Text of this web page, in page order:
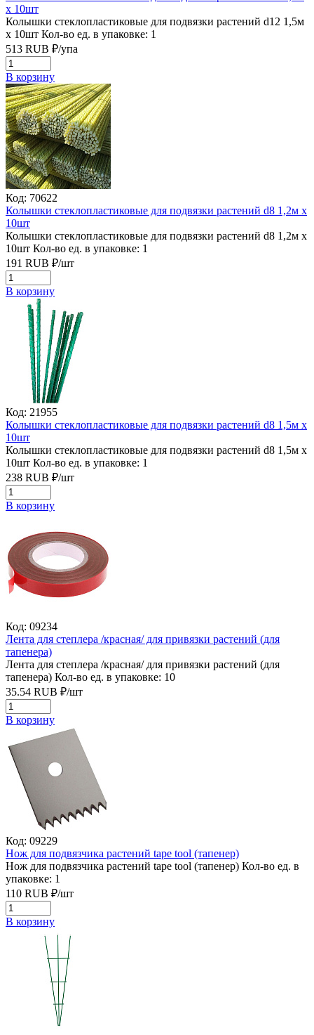
х 10шт
Колышки стеклопластиковые для подвязки растений d12 1,5м
х 10шт Кол-во ед. в упаковке: 1
513 RUB ₽/упа
В корзину
Код: 70622
Колышки стеклопластиковые для подвязки растений d8 1,2м х
10шт
Колышки стеклопластиковые для подвязки растений d8 1,2м х
10шт Кол-во ед. в упаковке: 1
191 RUB ₽/шт
В корзину
Код: 21955
Колышки стеклопластиковые для подвязки растений d8 1,5м х
10шт
Колышки стеклопластиковые для подвязки растений d8 1,5м х
10шт Кол-во ед. в упаковке: 1
238 RUB ₽/шт
В корзину
Код: 09234
Лента для степлера /красная/ для привязки растений (для
тапенера)
Лента для степлера /красная/ для привязки растений (для
тапенера) Кол-во ед. в упаковке: 10
35.54 RUB ₽/шт
В корзину
Код: 09229
Нож для подвязчика растений tape tool (тапенер)
Нож для подвязчика растений tape tool (тапенер) Кол-во ед. в
упаковке: 1
110 RUB ₽/шт
В корзину